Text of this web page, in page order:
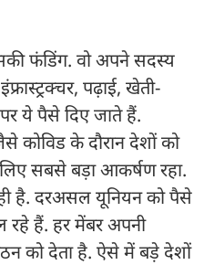
फंडिंग. वो अपने सदस्य
पढ़ाई, खेती-
ये पैसे दिए जाते हैं.
कोविड के दौरान देशों को
सबसे बड़ा आकर्षण रहा.
है. दरअसल यूनियन को पैसे
रहे हैं. हर मेंबर अपनी
को देता है. ऐसे में बड़े देशों